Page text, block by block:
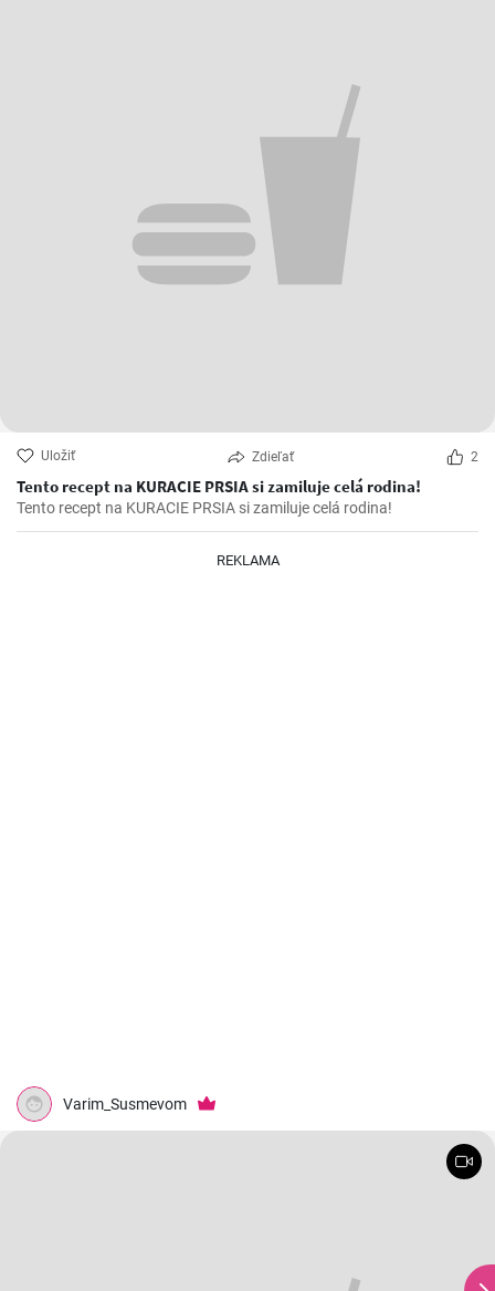
Uložiť Zdieľať 2
Tento recept na KURACIE PRSIA si zamiluje celá rodina!
Tento recept na KURACIE PRSIA si zamiluje celá rodina!
REKLAMA
Varim_Susmevom